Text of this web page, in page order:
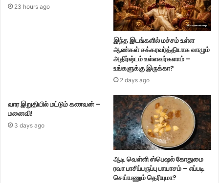
23 hours ago
இந்த இடங்களில் மச்சம் உள்ள
ஆண்கள் சக்கரவர்த்தியாக வாழும்
அதிர்ஷ்டம் உள்ளவர்களாம் –
உங்களுக்கு இருக்கா?
2 days ago
வார இறுதியில் மட்டும் கணவன் –
மனைவி!
3 days ago
ஆடி வெள்ளி ஸ்பெஷல் கோதுமை
ரவா பாசிப்பருப்பு பாயாசம் – எப்படி
செய்யணும் தெரியுமா?